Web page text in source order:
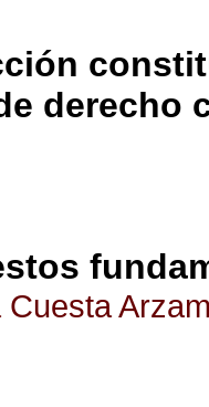
derecho
Cuesta